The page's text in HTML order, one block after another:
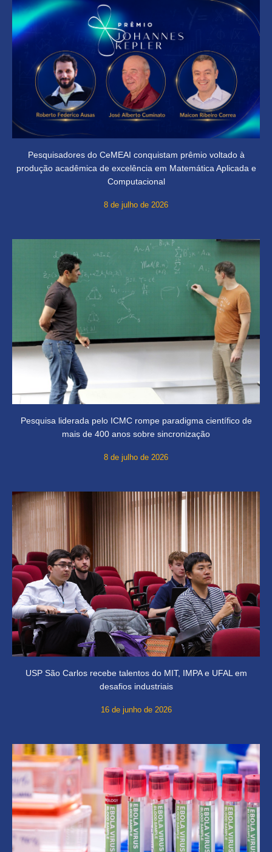
Pesquisadores do CeMEAI conquistam prêmio voltado à
produção acadêmica de excelência em Matemática Aplicada e
Computacional
8 de julho de 2026
Pesquisa liderada pelo ICMC rompe paradigma científico de
mais de 400 anos sobre sincronização
8 de julho de 2026
USP São Carlos recebe talentos do MIT, IMPA e UFAL em
desafios industriais
16 de junho de 2026